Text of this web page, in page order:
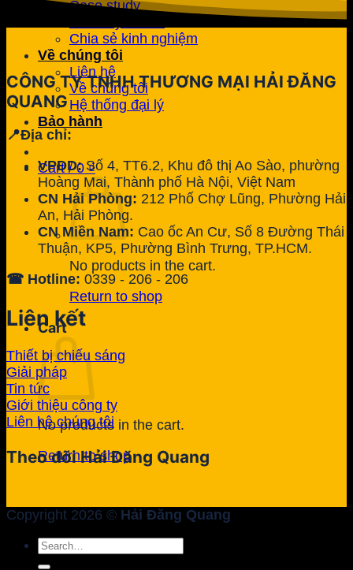
Case study
Chia sẻ kinh nghiệm
Về chúng tôi
Liên hệ
Về chúng tôi
Hệ thống đại lý
Bảo hành
Cart /0₫
No products in the cart.
Return to shop
Cart
No products in the cart.
Return to shop
CÔNG TY TNHH THƯƠNG MẠI HẢI ĐĂNG
QUANG
📍Địa chỉ:
VPĐD:Số 4, TT6.2, Khu đô thị Ao Sào, phường
Hoàng Mai, Thành phố Hà Nội, Việt Nam
CN Hải Phòng: 212 Phố Chợ Lũng, Phường Hải
An, Hải Phòng.
CN Miền Nam: Cao ốc An Cư, Số 8 Đường Thái
Thuận, KP5, Phường Bình Trưng, TP.HCM.
☎ Hotline: 0339 - 206 - 206
Liên kết
Thiết bị chiếu sáng
Giải pháp
Tin tức
Giới thiệu công ty
Liên hệ chúng tôi
Theo dõi Hải Đăng Quang
Copyright 2026 © Hải Đăng Quang
Search
for: